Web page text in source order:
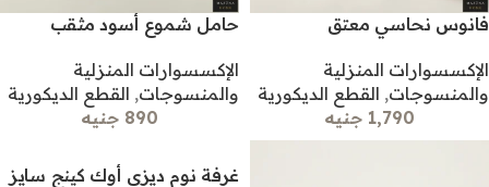
فانوس نحاسي معتق
الإكسسوارات المنزلية
والمنسوجات, القطع الديكورية
1,790 جنيه
حامل شموع أسود مثقب
الإكسسوارات المنزلية
والمنسوجات, القطع الديكورية
890 جنيه
غرفة نوم ديزي أوك كينج سايز